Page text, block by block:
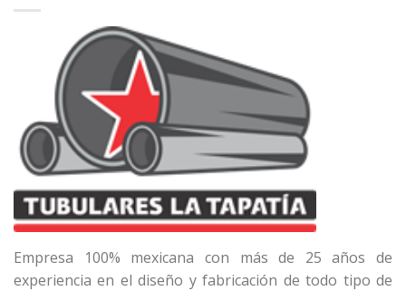
Empresa 100% mexicana con más de 25 años de
experiencia en el diseño y fabricación de todo tipo de